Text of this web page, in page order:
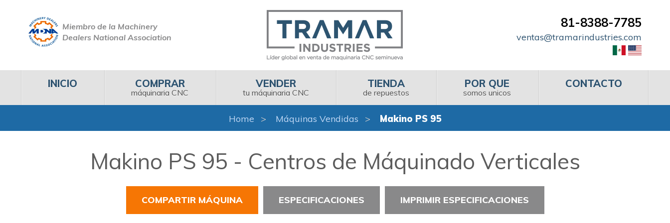
Miembro de la Machinery
Dealers National Association
81-8388-7785
ventas@tramarindustries.com
INICIO COMPRAR
máquinaria CNC
VENDER
tu máquinaria CNC
TIENDA
de repuestos
POR QUE
somos unicos
CONTACTO
Home Máquinas Vendidas Makino PS 95
Makino PS 95 - Centros de Máquinado Verticales
COMPARTIR MÁQUINA ESPECIFICACIONES IMPRIMIR ESPECIFICACIONES